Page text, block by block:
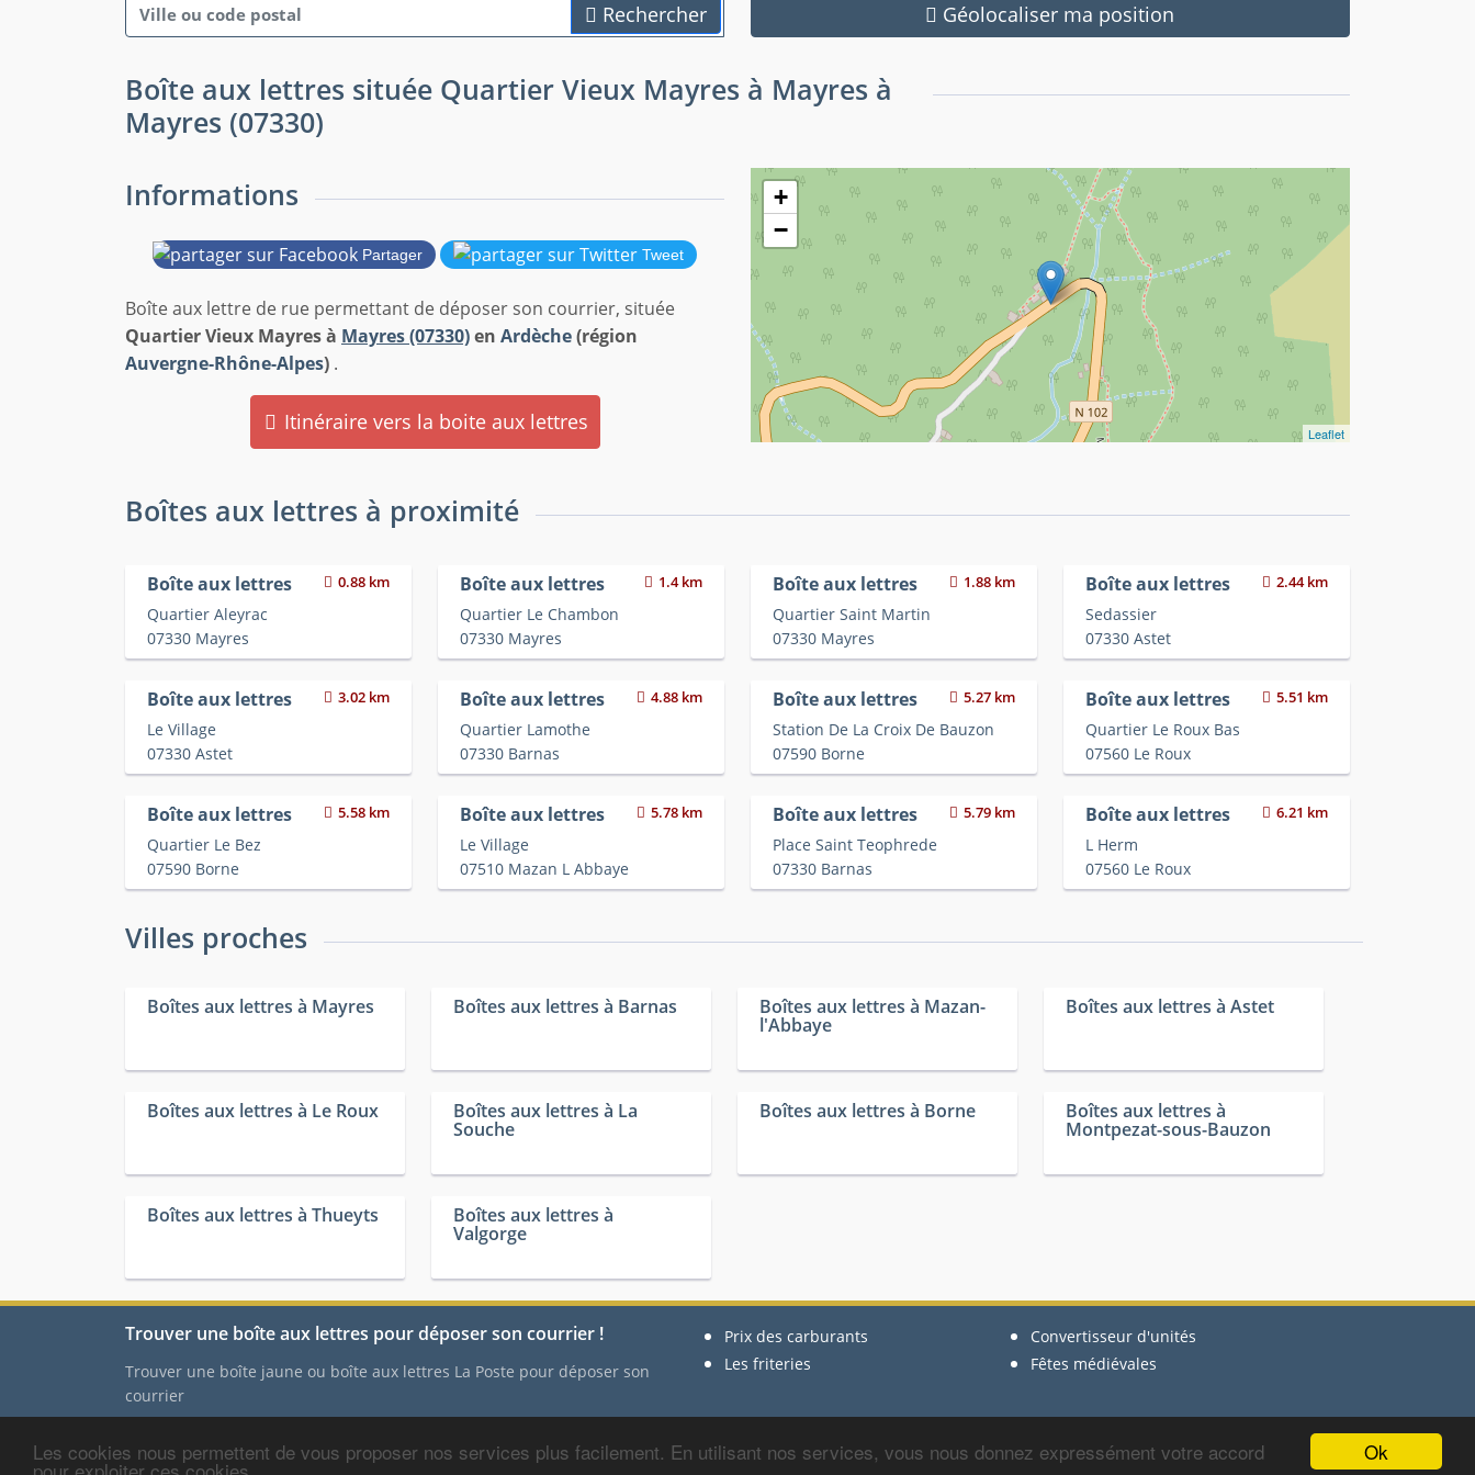
Ok
Les cookies nous permettent de vous proposer nos services plus facilement. En utilisant nos services, vous nous donnez expressément votre accord
Rechercher
Géolocaliser ma position
Boîte aux lettres située Quartier Vieux Mayres à Mayres à
Mayres (07330)
Informations
Partager Tweet
Boîte aux lettre de rue permettant de déposer son courrier, située
Quartier Vieux Mayres à Mayres (07330)en Ardèche(région
Auvergne-Rhône-Alpes) .
Itinéraire vers la boite aux lettres
+
−
Leaflet
Boîtes aux lettres à proximité
Boîte aux lettres 0.88 km
Quartier Aleyrac
07330 Mayres
Boîte aux lettres 1.4 km
Quartier Le Chambon
07330 Mayres
Boîte aux lettres 1.88 km
Quartier Saint Martin
07330 Mayres
Boîte aux lettres 2.44 km
Sedassier
07330 Astet
Boîte aux lettres 3.02 km
Le Village
07330 Astet
Boîte aux lettres 4.88 km
Quartier Lamothe
07330 Barnas
Boîte aux lettres 5.27 km
Station De La Croix De Bauzon
07590 Borne
Boîte aux lettres 5.51 km
Quartier Le Roux Bas
07560 Le Roux
Boîte aux lettres 5.58 km
Quartier Le Bez
07590 Borne
Boîte aux lettres 5.78 km
Le Village
07510 Mazan L Abbaye
Boîte aux lettres 5.79 km
Place Saint Teophrede
07330 Barnas
Boîte aux lettres 6.21 km
L Herm
07560 Le Roux
Villes proches
Boîtes aux lettres à Mayres Boîtes aux lettres à Barnas Boîtes aux lettres à Mazan-
l'Abbaye
Boîtes aux lettres à Astet
Boîtes aux lettres à Le Roux Boîtes aux lettres à La
Souche
Boîtes aux lettres à Borne Boîtes aux lettres à
Montpezat-sous-Bauzon
Boîtes aux lettres à Thueyts Boîtes aux lettres à
Valgorge
Trouver une boîte aux lettres pour déposer son courrier !
Trouver une boîte jaune ou boîte aux lettres La Poste pour déposer son
courrier
Prix des carburants
Les friteries
Convertisseur d'unités
Fêtes médiévales
Contact-Mentions Ce site n'a aucun lien avec le groupe La Poste - Copyright © 2012-2024 BoitesLettres.com